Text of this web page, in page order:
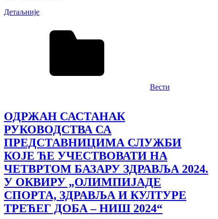
Детаљније
Вести
ОДРЖАН САСТАНАК
РУКОВОДСТВА СА
ПРЕДСТАВНИЦИМА СЛУЖБИ
КОЈЕ ЋЕ УЧЕСТВОВАТИ НА
ЧЕТВРТОМ БАЗАРУ ЗДРАВЉА 2024.
У ОКВИРУ „ОЛИМПИЈАДЕ
СПОРТА, ЗДРАВЉА И КУЛТУРЕ
ТРЕЋЕГ ДОБА – НИШ 2024“